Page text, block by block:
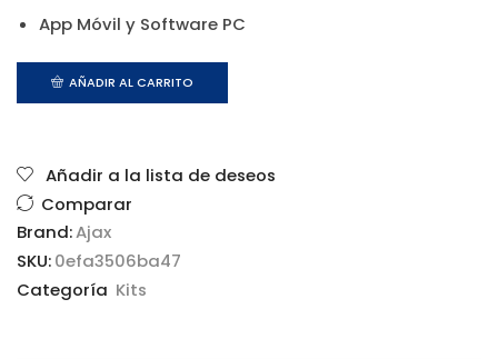
App Móvil y Software PC
AÑADIR AL CARRITO
Añadir a la lista de deseos
Comparar
Brand:Ajax
SKU:0efa3506ba47
Categoría Kits